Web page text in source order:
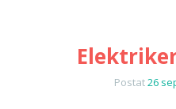
Postat26